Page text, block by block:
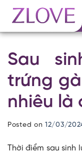
Skip
content
Sau
trứng
nhiêu là
Posted on 12/03/
Thời điểm sau sinh